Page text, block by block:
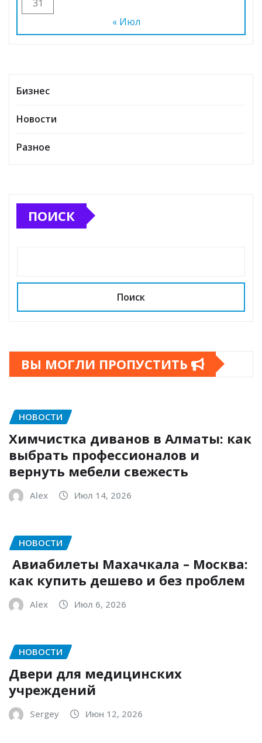
31
« Июл
Бизнес
Новости
Разное
ПОИСК
Поиск
ВЫ МОГЛИ ПРОПУСТИТЬ
НОВОСТИ
Химчистка диванов в Алматы: как
выбрать профессионалов и
вернуть мебели свежесть
Alex Июл 14, 2026
НОВОСТИ
Авиабилеты Махачкала – Москва:
как купить дешево и без проблем
Alex Июл 6, 2026
НОВОСТИ
Двери для медицинских
учреждений
Sergey Июн 12, 2026